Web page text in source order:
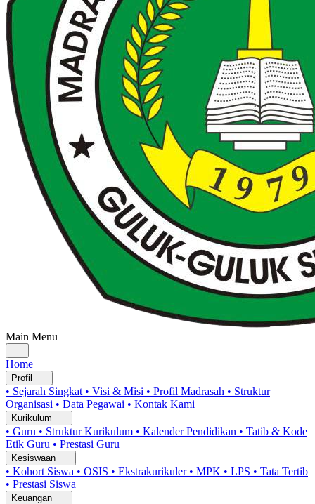
Main Menu
Home
Profil
• Sejarah Singkat • Visi & Misi • Profil Madrasah • Struktur
Organisasi • Data Pegawai • Kontak Kami
Kurikulum
• Guru • Struktur Kurikulum • Kalender Pendidikan • Tatib & Kode
Etik Guru • Prestasi Guru
Kesiswaan
• Kohort Siswa • OSIS • Ekstrakurikuler • MPK • LPS • Tata Tertib
• Prestasi Siswa
Keuangan